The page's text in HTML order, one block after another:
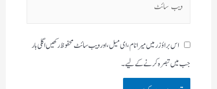
اس براؤزر میں میرا نام، ای میل، اور ویب سائٹ محفوظ رکھیں اگلی بار
جب میں تبصرہ کرنے کےلیے۔